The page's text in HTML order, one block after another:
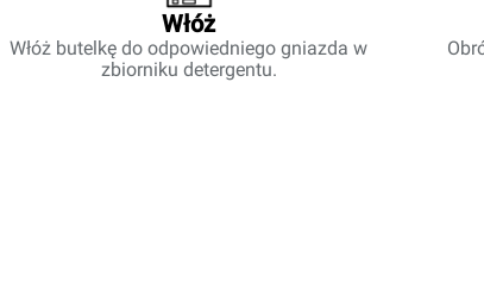
Włóż
Włóż butelkę do odpowiedniego gniazda w
zbiorniku detergentu.